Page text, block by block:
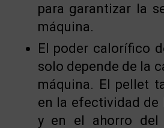
para garantizar la
máquina.
El poder calorífico
solo depende de la
máquina. El pellet
en la efectividad de
y en el ahorro del